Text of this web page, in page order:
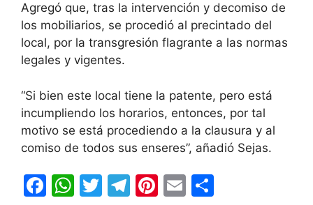
Agregó que, tras la intervención y decomiso de
los mobiliarios, se procedió al precintado del
local, por la transgresión flagrante a las normas
legales y vigentes.
“Si bien este local tiene la patente, pero está
incumpliendo los horarios, entonces, por tal
motivo se está procediendo a la clausura y al
comiso de todos sus enseres”, añadió Sejas.
F
W T
T
Pi E